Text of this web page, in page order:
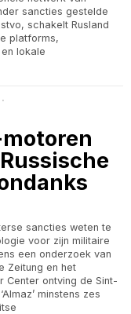
sancties gestelde
schakelt Rusland
platforms,
lokale
·
sancties weten te
voor zijn militaire
een onderzoek van
Zeitung en het
Center ontving de Sint-
minstens zes